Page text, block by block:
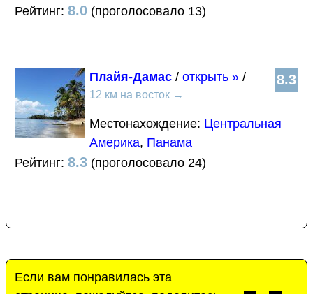
Рейтинг: 8.0 (проголосовало 13)
8.3
Плайя-Дамас / открыть » /
12 км на восток →
Местонахождение: Центральная
Америка, Панама
Рейтинг: 8.3 (проголосовало 24)
Если вам понравилась эта